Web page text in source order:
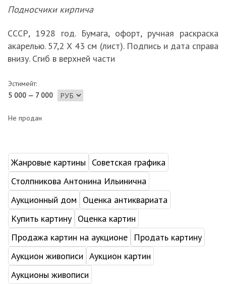
Подносчики кирпича
СССР, 1928 год. Бумага, офорт, ручная раскраска
акарелью. 57,2 Х 43 см (лист). Подпись и дата справа
внизу. Сгиб в верхней части
Эстимейт:
5 000 — 7 000
Не продан
Жанровые картины
Советская графика
Столпникова Антонина Ильинична
Аукционный дом
Оценка антиквариата
Купить картину Оценка картин
Продажа картин на аукционе
Продать картину
Аукцион живописи Аукцион картин
Аукционы живописи